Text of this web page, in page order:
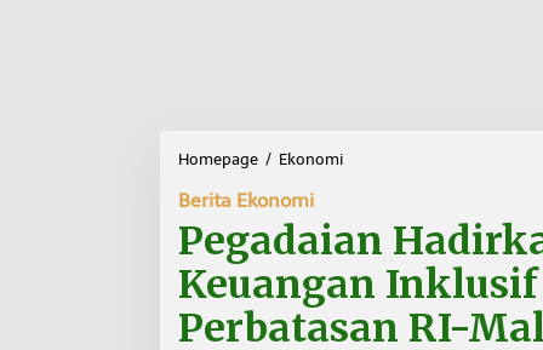
Homepage / Ekonomi
d
n
Berita Ekonomi
Pegadaian
Keuangan
Perbatasan RI-